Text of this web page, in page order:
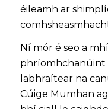
éileamh ar
Ní mór é seo a
phríomhchanúint
labhraítear na
Cúige Mumhan